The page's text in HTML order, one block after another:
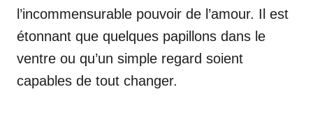
l’incommensurable pouvoir de l’amour. Il est
étonnant que quelques papillons dans le
ventre ou qu’un simple regard soient
capables de tout changer.